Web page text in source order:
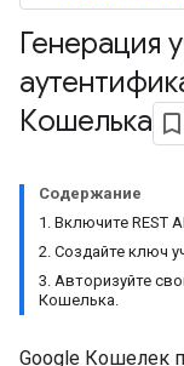
Генерация
Кошелька
Содержание
1. Включите REST
2. Создайте ключ
3. Авторизуйте
Кошелька.
Google Кошелек